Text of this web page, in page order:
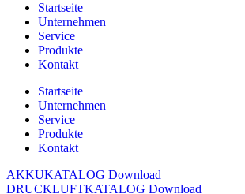
Startseite
Unternehmen
Service
Produkte
Kontakt
Startseite
Unternehmen
Service
Produkte
Kontakt
AKKUKATALOG Download
DRUCKLUFTKATALOG Download